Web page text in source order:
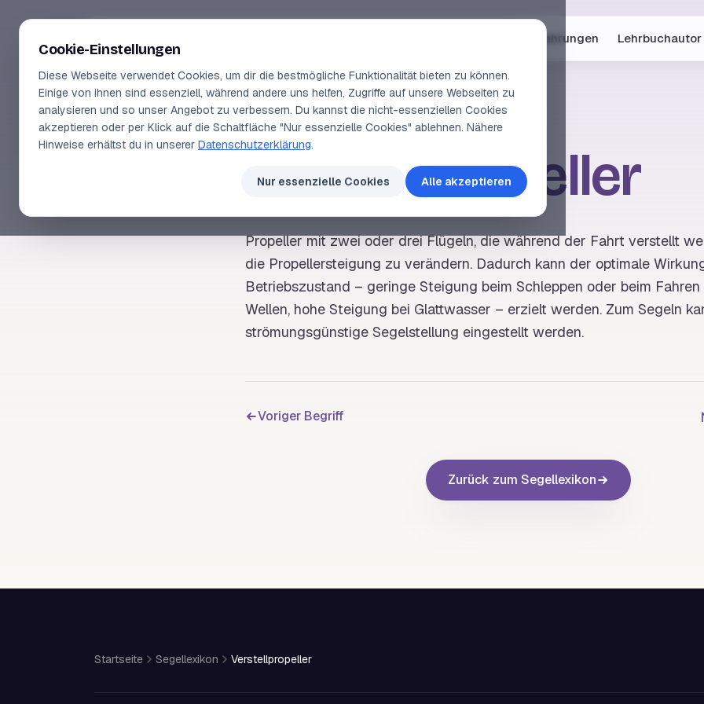
Erfahrungen Lehrbuchautor
SEGELLEXIKON
Verstellpropeller
Propellermit zwei oder drei Flügeln, die während der Fahrt verstellt
die Propellersteigung zu verändern. Dadurch kann der optimale
Betriebszustand – geringe Steigung beim Schleppen oder beim
Wellen, hohe Steigung bei Glattwasser – erzielt werden. Zum Segeln
strömungsgünstige Segelstellung eingestellt werden.
Voriger Begriff
Zurück zum Segellexikon
Startseite Segellexikon Verstellpropeller
Cookie-Einstellungen
Diese Webseite verwendet Cookies, um dir die bestmögliche Funktionalität bieten zu können.
Einige von ihnen sind essenziell, während andere uns helfen, Zugriffe auf unsere Webseiten zu
analysieren und so unser Angebot zu verbessern. Du kannst die nicht-essenziellen Cookies
akzeptieren oder per Klick auf die Schaltfläche "Nur essenzielle Cookies" ablehnen. Nähere
Hinweise erhältst du in unserer Datenschutzerklärung.
Nur essenzielle Cookies Alle akzeptieren